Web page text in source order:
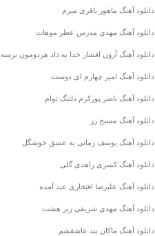
دانلود آهنگ ماهور باقری میرم
دانلود آهنگ مهدی مدرس عطر موهات
دانلود آهنگ آرون افشار خدا به داد هردومون برسه
دانلود آهنگ امیر چهارم ای دوست
دانلود آهنگ ناصر پورکرم دلتنگ توام
دانلود آهنگ مسیح رز
دانلود آهنگ یوسف زمانی یه عشق خوشگل
دانلود آهنگ کسری زاهدی گلی
دانلود آهنگ علیرضا افتخاری عید آمده
دانلود آهنگ مهدی شریفی زیر هشت
دانلود آهنگ ماکان بند عاشقشم